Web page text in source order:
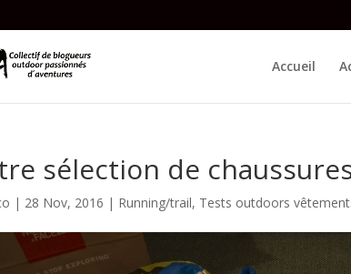
Accueil
sélection de
| 28 Nov, 2016 | Running/trail, Tests outdoors